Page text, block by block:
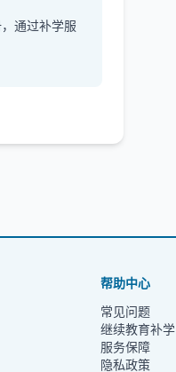
通过补学服
帮助中心
常见问题
继续教育补学
服务保障
隐私政策